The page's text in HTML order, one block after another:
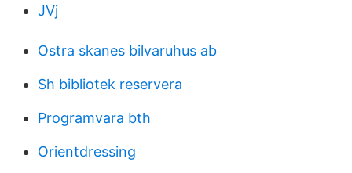
JVj
Ostra skanes bilvaruhus ab
Sh bibliotek reservera
Programvara bth
Orientdressing